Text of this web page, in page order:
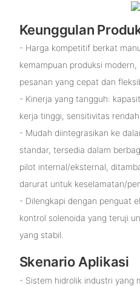
Keunggulan
- Harga kompetitif berkat
kemampuan produksi
pesanan yang cepat dan
- Kinerja yang tangguh:
kerja tinggi, sensitivitas
- Mudah diintegrasikan ke
standar, tersedia dalam
pilot internal/eksternal,
darurat untuk keselamatan/
- Dilengkapi dengan penguat
kontrol solenoida yang teruji
yang stabil.
Skenario Aplikasi
- Sistem hidrolik industri yang